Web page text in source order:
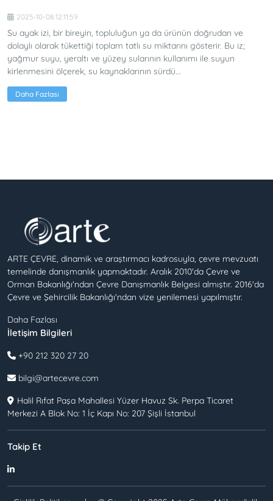
2025-10-08 12:11:59
Su ayak izi, bir bireyin, topluluğun ya da ürünün doğrudan ve
dolaylı olarak tükettiği toplam tatlı su miktarını gösterir. Bu iz;
yağmur suyu, yeraltı ve yüzey sularının kullanımı ile suyun
kirlenmesini ölçerek, su kaynaklarının sürdü...
Daha Fazlası
ARTE ÇEVRE, dinamik ve araştırmacı kadrosuyla, çevre mevzuatı
temelinde danışmanlık yapmaktadır. Aralık 2010'da Çevre ve
Orman Bakanlığı'ndan Çevre Danışmanlık Belgesi almıştır. 2016'da
Çevre ve Şehircilik Bakanlığı'ndan vize yenilemesi yapılmıştır.
Daha Fazlası
İletişim Bilgileri
+90 212 320 27 20
bilgi@artecevre.com
Halil Rıfat Paşa Mahallesi Yüzer Havuz Sk. Perpa Ticaret
Merkezi A Blok No: 1 İç Kapı No: 207 Şişli İstanbul
Takip Et